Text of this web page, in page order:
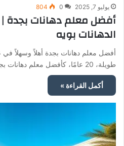
يوليو 7, 2025 0
804
الدهانات بويه
أفضل معلم دهانات بجدة أهلاً وسهلاً في
طويلة، 20 عامًا، كأفضل معلم دهانات بجدة. نحن…
أكمل القراءة »